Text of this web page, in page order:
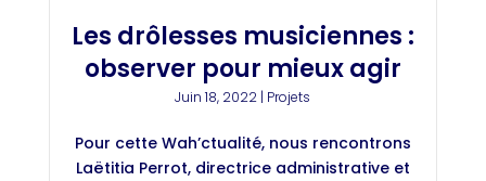
Les drôlesses musiciennes :
observer pour mieux agir
Juin 18, 2022 Projets
Pour cette Wah’ctualité, nous rencontrons
Laëtitia Perrot, directrice administrative et